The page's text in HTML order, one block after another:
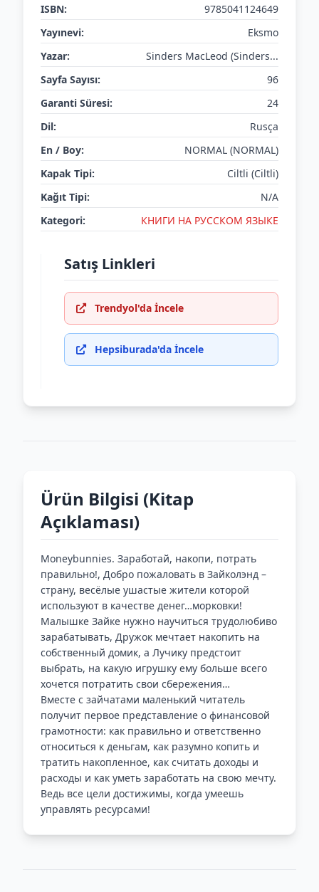
ISBN:
9785041124649
Yayınevi:
Eksmo
Yazar:
Sinders MacLeod (Sinders...
Sayfa Sayısı:
96
Garanti Süresi:
24
Dil:
Rusça
En / Boy:
NORMAL (NORMAL)
Kapak Tipi:
Ciltli (Ciltli)
Kağıt Tipi:
N/A
Kategori:
КНИГИ НА РУССКОМ ЯЗЫКЕ
Satış Linkleri
Trendyol'da İncele
Hepsiburada'da İncele
Ürün Bilgisi (Kitap
Açıklaması)
Moneybunnies. Заработай, накопи, потрать
правильно!, Добро пожаловать в Зайколэнд –
страну, весёлые ушастые жители которой
используют в качестве денег…морковки!
Малышке Зайке нужно научиться трудолюбиво
зарабатывать, Дружок мечтает накопить на
собственный домик, а Лучику предстоит
выбрать, на какую игрушку ему больше всего
хочется потратить свои сбережения…
Вместе с зайчатами маленький читатель
получит первое представление о финансовой
грамотности: как правильно и ответственно
относиться к деньгам, как разумно копить и
тратить накопленное, как считать доходы и
расходы и как уметь заработать на свою мечту.
Ведь все цели достижимы, когда умеешь
управлять ресурсами!